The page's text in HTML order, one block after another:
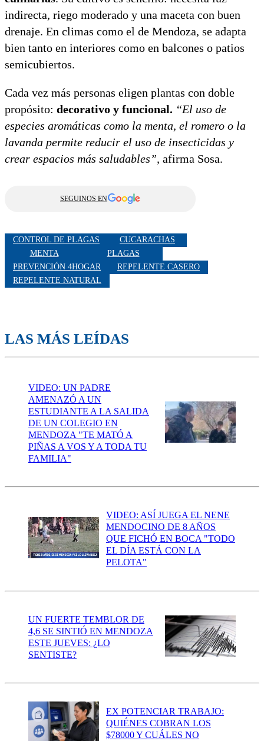
indirecta, riego moderado y una maceta con buen
drenaje. En climas como el de Mendoza, se adapta
bien tanto en interiores como en balcones o patios
semicubiertos.
Cada vez más personas eligen plantas con doble
propósito: decorativo y funcional. “El uso de
especies aromáticas como la menta, el romero o la
lavanda permite reducir el uso de insecticidas y
crear espacios más saludables”, afirma Sosa.
SEGUINOS EN
CONTROL DE PLAGAS
CUCARACHAS
MENTA
PLAGAS
PREVENCIÓN 4HOGAR
REPELENTE CASERO
REPELENTE NATURAL
LAS MÁS LEÍDAS
VIDEO: UN PADRE
AMENAZÓ A UN
ESTUDIANTE A LA SALIDA
DE UN COLEGIO EN
MENDOZA "TE MATÓ A
PIÑAS A VOS Y A TODA TU
FAMILIA"
VIDEO: ASÍ JUEGA EL NENE
MENDOCINO DE 8 AÑOS
QUE FICHÓ EN BOCA "TODO
EL DÍA ESTÁ CON LA
PELOTA"
UN FUERTE TEMBLOR DE
4,6 SE SINTIÓ EN MENDOZA
ESTE JUEVES: ¿LO
SENTISTE?
EX POTENCIAR TRABAJO:
QUIÉNES COBRAN LOS
$78000 Y CUÁLES NO